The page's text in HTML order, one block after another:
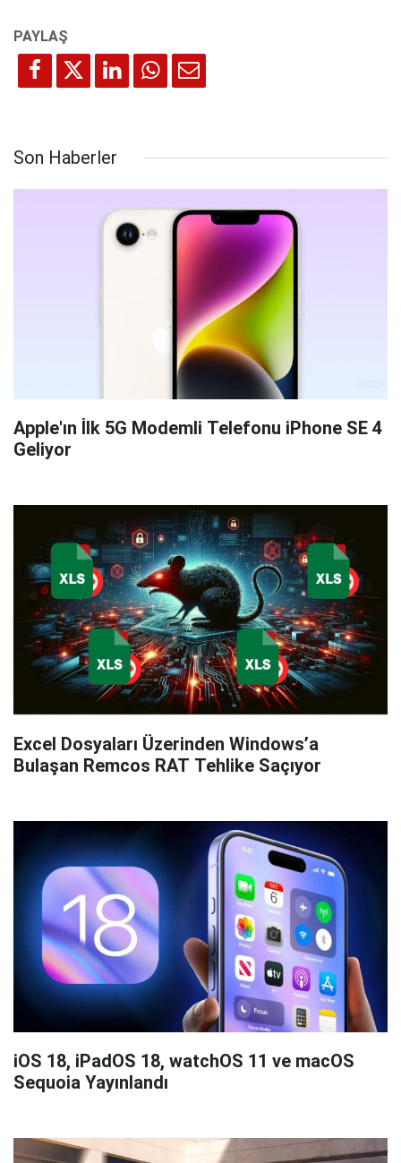
Son Haberler
Apple'ın İlk 5G Modemli Telefonu iPhone SE 4
Geliyor
Excel Dosyaları Üzerinden Windows’a
Bulaşan Remcos RAT Tehlike Saçıyor
iOS 18, iPadOS 18, watchOS 11 ve macOS
Sequoia Yayınlandı